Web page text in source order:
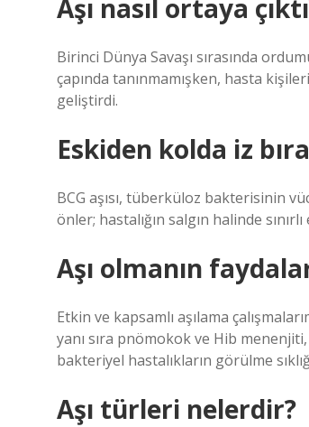
Aşı nasıl ortaya
Birinci Dünya Savaşı sırasında
çapında tanınmamışken, hasta
geliştirdi.
Eskiden kolda iz
BCG aşısı, tüberküloz bakterisinin
önler; hastalığın salgın halinde
Aşı olmanın
Etkin ve kapsamlı aşılama
yanı sıra pnömokok ve Hib
bakteriyel hastalıkların görülme
Aşı türleri nelerdir?